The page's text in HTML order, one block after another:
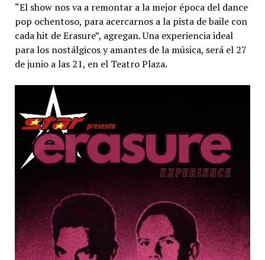
“El show nos va a remontar a la mejor época del dance
pop ochentoso, para acercarnos a la pista de baile con
cada hit de Erasure”, agregan. Una experiencia ideal
para los nostálgicos y amantes de la música, será el 27
de junio a las 21, en el Teatro Plaza.